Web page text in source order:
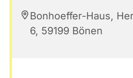
Bonhoeffer-Haus,
6, 59199 Bönen